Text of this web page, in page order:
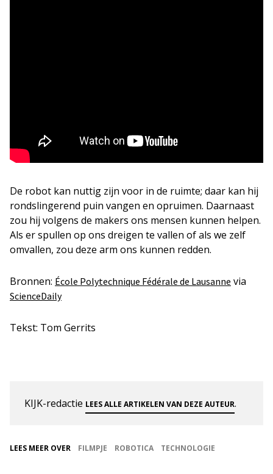
De robot kan nuttig zijn voor in de ruimte; daar kan hij
rondslingerend puin vangen en opruimen. Daarnaast
zou hij volgens de makers ons mensen kunnen helpen.
Als er spullen op ons dreigen te vallen of als we zelf
omvallen, zou deze arm ons kunnen redden.
Bronnen: École Polytechnique Fédérale de Lausanne via
ScienceDaily
Tekst: Tom Gerrits
KIJK-redactie LEES ALLE ARTIKELEN VAN DEZE AUTEUR.
LEES MEER OVER FILMPJE ROBOTICA TECHNOLOGIE